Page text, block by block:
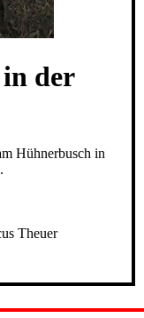
der
Hühnerbusch in
Theuer